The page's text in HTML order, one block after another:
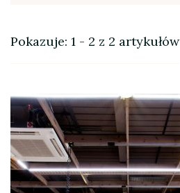
Pokazuje: 1 - 2 z 2 artykułów